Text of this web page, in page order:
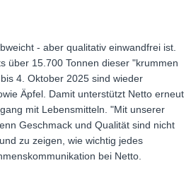
- aber qualitativ einwandfrei ist.
über 15.700 Tonnen dieser "krummen
4. Oktober 2025 sind wieder
Äpfel. Damit unterstützt Netto erneut
mit Lebensmitteln. "Mit unserer
Geschmack und Qualität sind nicht
zu zeigen, wie wichtig jedes
bei Netto.